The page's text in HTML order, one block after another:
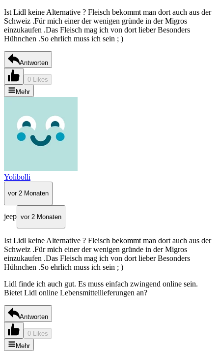
Ist Lidl keine Alternative ? Fleisch bekommt man dort auch aus der
Schweiz .Für mich einer der wenigen gründe in der Migros
einzukaufen .Das Fleisch mag ich von dort lieber Besonders
Hühnchen .So ehrlich muss ich sein ; )
Antworten
0 Likes
Mehr
Yolibolli
vor 2 Monaten
jeep vor 2 Monaten
Ist Lidl keine Alternative ? Fleisch bekommt man dort auch aus der
Schweiz .Für mich einer der wenigen gründe in der Migros
einzukaufen .Das Fleisch mag ich von dort lieber Besonders
Hühnchen .So ehrlich muss ich sein ; )
Lidl finde ich auch gut. Es muss einfach zwingend online sein.
Bietet Lidl online Lebensmittellieferungen an?
Antworten
0 Likes
Mehr